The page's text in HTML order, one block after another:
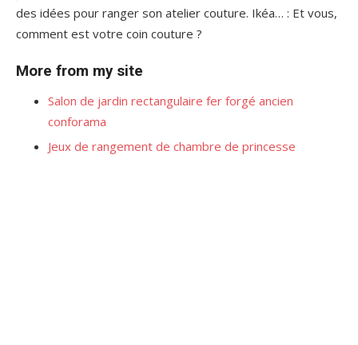
des idées pour ranger son atelier couture. Ikéa… : Et vous,
comment est votre coin couture ?
More from my site
Salon de jardin rectangulaire fer forgé ancien
conforama
Jeux de rangement de chambre de princesse